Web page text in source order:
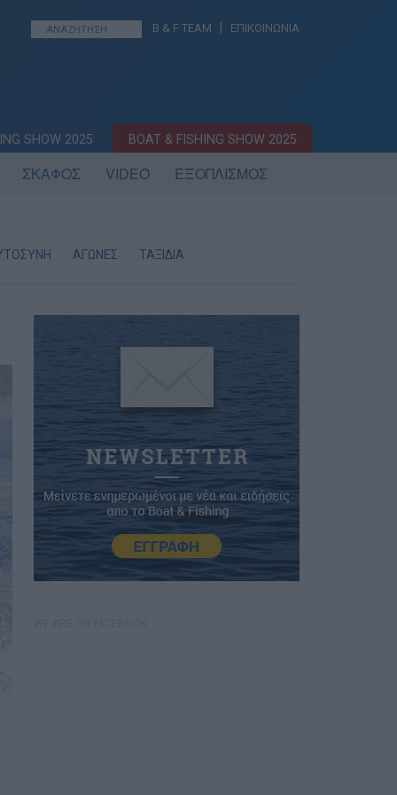
B & F TEAM ΕΠΙΚΟΙΝΩΝΙΑ
SHOW 2025 BOAT & FISHING SHOW 2025
ΣΚΑΦΟΣ VIDEO ΕΞΟΠΛΙΣΜΟΣ
ΑΓΩΝΕΣ ΤΑΞΙΔΙΑ